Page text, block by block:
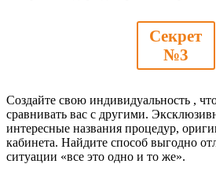
Секрет
№3
Создайте свою индивидуальность ,
сравнивать вас с другими.
интересные названия процедур,
кабинета. Найдите способ выгодно
ситуации «все это одно и то же».